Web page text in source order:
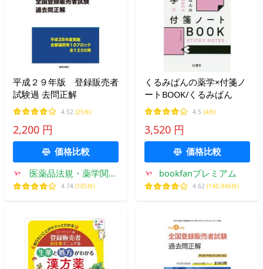
平成２９年版 登録販売者
試験過 去問正解
4.52 (25件)
2,200 円
価格比較
医薬品法規・薬学関係
書籍のドーモ
4.74 (105件)
くるみぱんの薬学×付箋ノ
ートBOOK/くるみぱん
4.5 (4件)
3,520 円
価格比較
bookfanプレミアム
4.62 (140,946件)